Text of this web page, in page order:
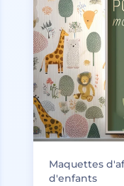
Maquettes
d'enfants